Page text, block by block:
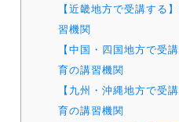
【近畿地方で受講する
習機関
【中国・四国地方で受
育の講習機関
【九州・沖縄地方で受
育の講習機関